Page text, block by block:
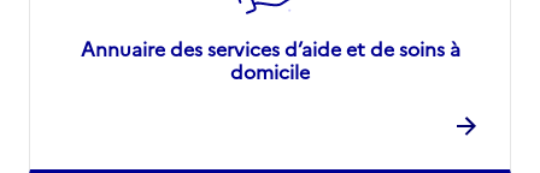
Annuaire des services d’aide et de soins à
domicile